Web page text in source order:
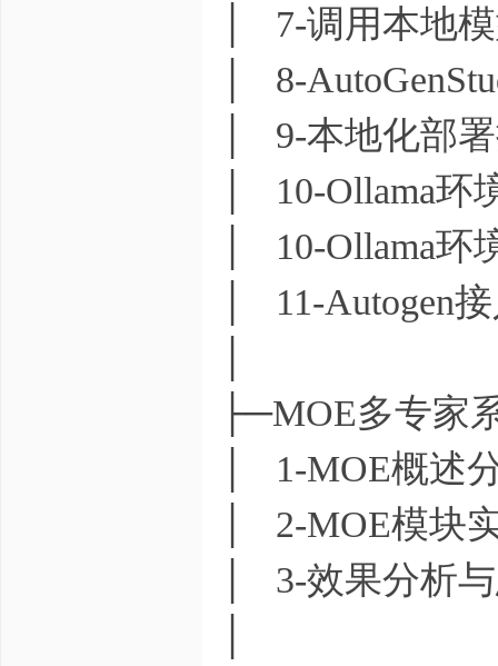
│ 7-调用本地
│ 8-
│ 9-本地化部
│ 10-Ollama环
│ 10-Ollama环
│ 11-Autogen
├─MOE多专家
│ 1-MOE概述
│ 2-MOE模块
│ 3-效果分析